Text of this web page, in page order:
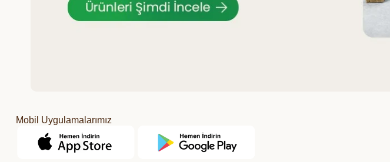
Mobil Uygulamalarımız